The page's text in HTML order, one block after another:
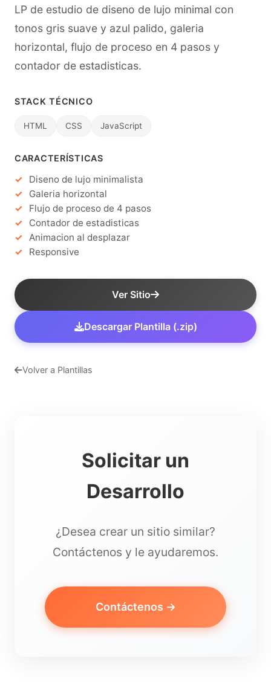
LP de estudio de diseno de lujo minimal con
tonos gris suave y azul palido, galeria
horizontal, flujo de proceso en 4 pasos y
contador de estadisticas.
STACK TÉCNICO
HTML CSS JavaScript
CARACTERÍSTICAS
Diseno de lujo minimalista
Galeria horizontal
Flujo de proceso de 4 pasos
Contador de estadisticas
Animacion al desplazar
Responsive
Ver Sitio
Descargar Plantilla (.zip)
Volver a Plantillas
Solicitar un
Desarrollo
¿Desea crear un sitio similar?
Contáctenos y le ayudaremos.
Contáctenos →